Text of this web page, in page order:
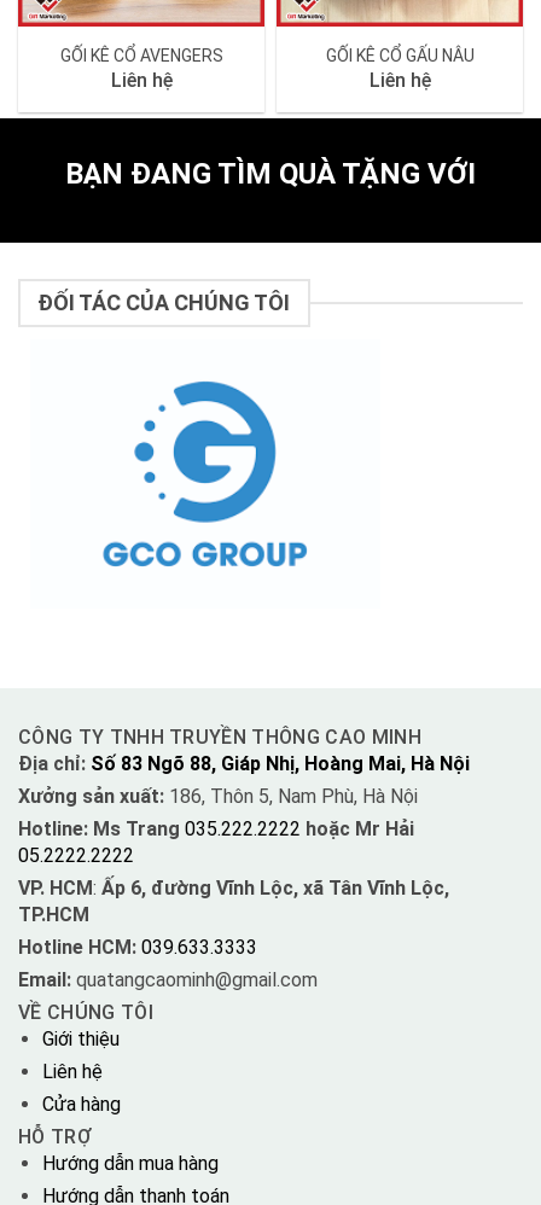
GỐI KÊ CỔ AVENGERS
Liên hệ
GỐI KÊ CỔ GẤU NÂU
Liên hệ
BẠN ĐANG TÌM QUÀ TẶNG VỚI
ĐỐI TÁC CỦA CHÚNG TÔI
CÔNG TY TNHH TRUYỀN THÔNG CAO MINH
Địa chỉ: Số 83 Ngõ 88, Giáp Nhị, Hoàng Mai, Hà Nội
Xưởng sản xuất: 186, Thôn 5, Nam Phù, Hà Nội
Hotline: Ms Trang 035.222.2222 hoặc Mr Hải
05.2222.2222
VP. HCM: Ấp 6, đường Vĩnh Lộc, xã Tân Vĩnh Lộc,
TP.HCM
Hotline HCM: 039.633.3333
Email: quatangcaominh@gmail.com
VỀ CHÚNG TÔI
Giới thiệu
Liên hệ
Cửa hàng
HỖ TRỢ
Hướng dẫn mua hàng
Hướng dẫn thanh toán